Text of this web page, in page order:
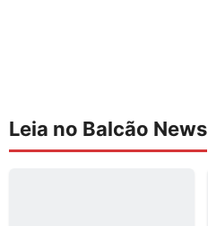
Leia no Balcão News